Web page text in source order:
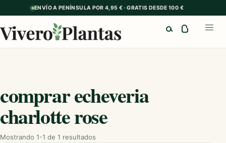
ENVÍO A PENÍNSULA POR 4,95 € · GRATIS DESDE 100 €
comprar echeveria
charlotte rose
Mostrando 1-1 de 1 resultados